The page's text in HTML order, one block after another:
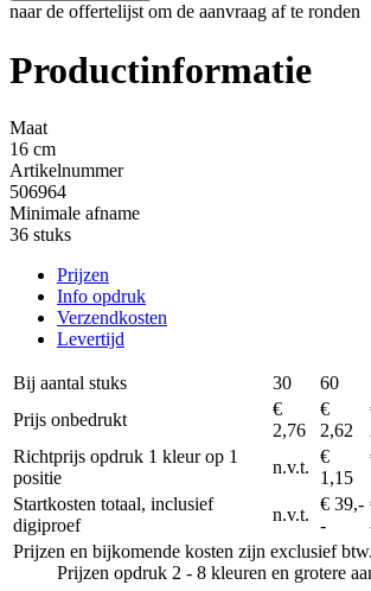
naar de offertelijst om de aanvraag af te ronden
Productinformatie
Maat
16 cm
Artikelnummer
506964
Minimale afname
36 stuks
Prijzen
Info opdruk
Verzendkosten
Levertijd
Bij aantal stuks 30 60
Prijs onbedrukt
€
2,76
€
2,62
Richtprijs opdruk 1 kleur op 1
positie
n.v.t.
€
1,15
Startkosten totaal, inclusief
digiproef
n.v.t.
€ 39,-
-
Prijzen en bijkomende kosten zijn exclusief btw.
Prijzen opdruk 2 - 8 kleuren en grotere